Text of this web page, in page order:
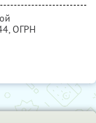
, ОГРН